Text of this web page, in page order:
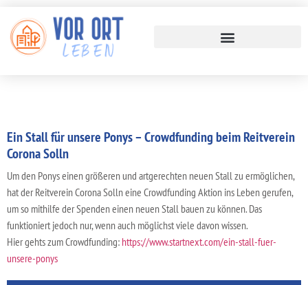
Ein Stall für unsere Ponys – Crowdfunding beim Reitverein
Corona Solln
Um den Ponys einen größeren und artgerechten neuen Stall zu ermöglichen,
hat der Reitverein Corona Solln eine Crowdfunding Aktion ins Leben gerufen,
um so mithilfe der Spenden einen neuen Stall bauen zu können. Das
funktioniert jedoch nur, wenn auch möglichst viele davon wissen.
Hier gehts zum Crowdfunding: https://www.startnext.com/ein-stall-fuer-
unsere-ponys